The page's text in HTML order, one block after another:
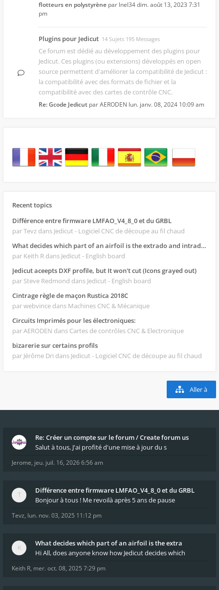
flotteurs en polystyrène par lnel34dim. août 13, 2023 7:31
pm
Plugins pour Jedicut 14 Sujets 195 Messages
Ce forum est dédié au développement des plugins pour
Jedicut. Ces plugins (ou extensions) développés en open
source permettent d'améliorer la compatibilité de Jedicut :
la compatibilité avec des formats de fichier et la
compatibilité avec des cartes de contrôle CNC.
Re: Gcode Jedicut parAERODEN lun. janv. 08, 2024 10:09 am
Recent topics
Différence entre firmware LMFAO_V4_8_0 et du GRBL
par Tevz dans Jedicut - Logiciel CNC de découpe au fil chaud
What decides which part of an airfoil is the extrado and intrado?
par Keith R dans Jedicut - English board
Jedicut aceepts DXF profile, but It won't cut (Icons grayed out)
par Steve Redmond dans Jedicut - English board
Cintrage règle de maçon Rustica 2018C
par webvince dans Machines CNC & Mécanique
Circuits Imprimés pour les électroniques:
par AERODEN dans Cartes de contrôles CNC & Electronique
bizarerie sur certains profils
par Jérôme Dri dans Jedicut - Logiciel CNC de découpe au fil chaud
Aller à
Re: Créer un compte sur le forum / Create forum us
Salut à tous, J'ai profité d'une mise à jour du s
Jerome, jeu. juil. 16, 2026 6:56 am
Différence entre firmware LMFAO_V4_8_0 et du GRBL
Bonjour à tous ! Me revoilà après 5 ans de pause
Tevz, lun. nov. 03, 2025 11:12 pm
What decides which part of an airfoil is the extra
Hi All, does anyone know how Jedicut decides which
Keith R, mer. oct. 08, 2025 7:29 pm